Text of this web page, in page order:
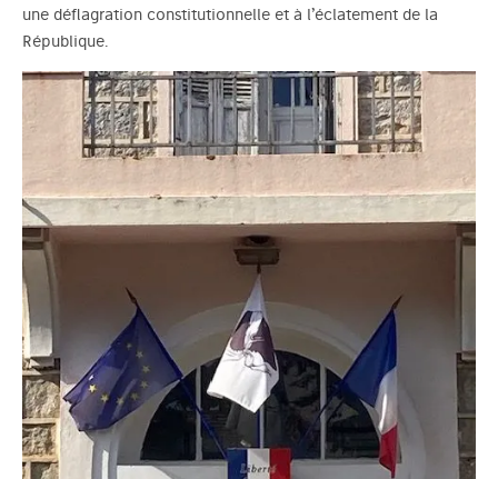
une déflagration constitutionnelle et à l’éclatement de la
République.